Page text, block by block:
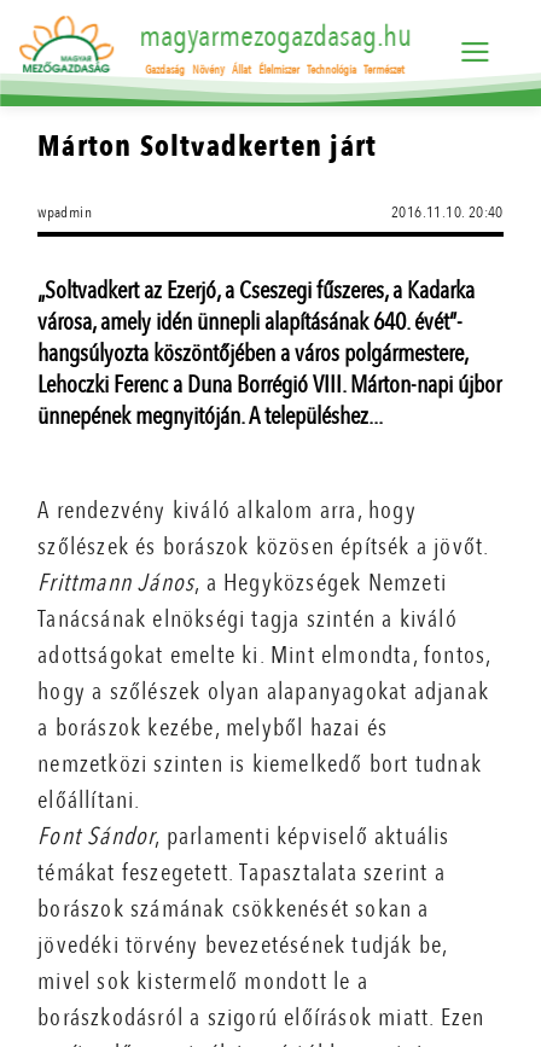
magyarmezogazdasag.hu
Gazdaság Növény Állat Élelmiszer Technológia Természet
Márton Soltvadkerten járt
wpadmin 2016.11.10. 20:40
„Soltvadkert az Ezerjó, a Cseszegi fűszeres, a Kadarka
városa, amely idén ünnepli alapításának 640. évét”-
hangsúlyozta köszöntőjében a város polgármestere,
Lehoczki Ferenc a Duna Borrégió VIII. Márton-napi újbor
ünnepének megnyitóján. A településhez...
A rendezvény kiváló alkalom arra, hogy
szőlészek és borászok közösen építsék a jövőt.
Frittmann János, a Hegyközségek Nemzeti
Tanácsának elnökségi tagja szintén a kiváló
adottságokat emelte ki. Mint elmondta, fontos,
hogy a szőlészek olyan alapanyagokat adjanak
a borászok kezébe, melyből hazai és
nemzetközi szinten is kiemelkedő bort tudnak
előállítani.
Font Sándor, parlamenti képviselő aktuális
témákat feszegetett. Tapasztalata szerint a
borászok számának csökkenését sokan a
jövedéki törvény bevezetésének tudják be,
mivel sok kistermelő mondott le a
borászkodásról a szigorú előírások miatt. Ezen